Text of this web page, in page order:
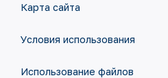
Карта сайта
Условия использования
Использование файлов